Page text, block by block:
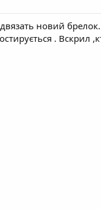
новий брелок.
. Вскрил